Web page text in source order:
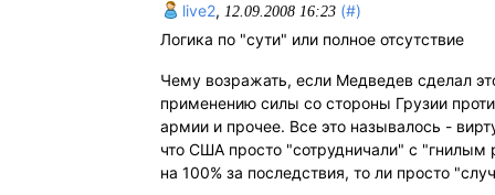
live2,12.09.2008 16:23 (#)
Логика по "сути" или полное отсутствие
Чему возражать, если Медведев сделал
применению силы со стороны Грузии
армии и прочее. Все это называлось -
что США просто "сотрудничали" с
на 100% за последствия, то ли просто